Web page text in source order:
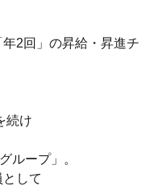
2回」の昇給・昇進チ
続け
ループ」。
して